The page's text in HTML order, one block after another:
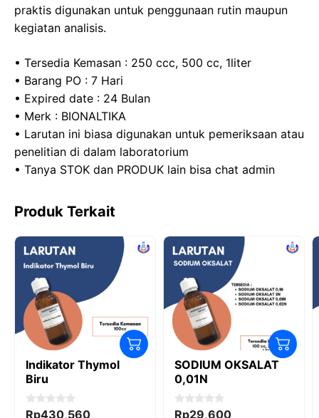
praktis digunakan untuk penggunaan rutin maupun
kegiatan analisis.
• Tersedia Kemasan : 250 ccc, 500 cc, 1liter
• Barang PO : 7 Hari
• Expired date : 24 Bulan
• Merk : BIONALTIKA
• Larutan ini biasa digunakan untuk pemeriksaan atau
penelitian di dalam laboratorium
• Tanya STOK dan PRODUK lain bisa chat admin
Produk Terkait
Indikator Thymol
Biru
0
Rp430,560
SODIUM OKSALAT
0,01N
0
Rp29,600